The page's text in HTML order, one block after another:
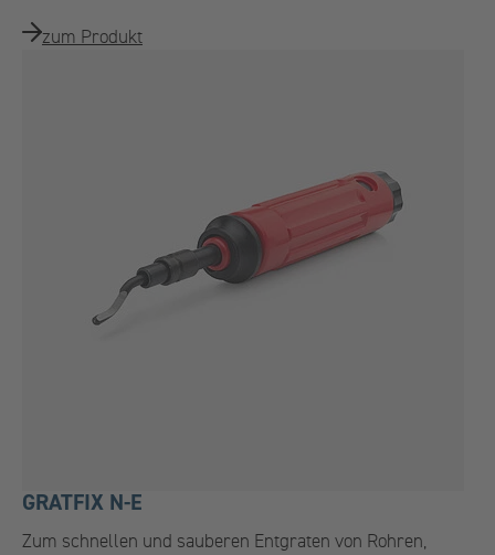
zum Produkt
GRATFIX N-E
Zum schnellen und sauberen Entgraten von Rohren,